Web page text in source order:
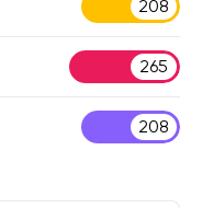
208
265
208